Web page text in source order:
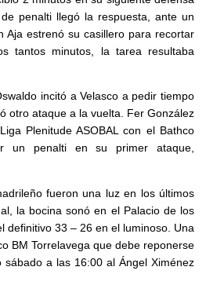
penalti llegó la respuesta, ante un
Aja estrenó su casillero para recortar
tantos minutos, la tarea resultaba
incitó a Velasco a pedir tiempo
otro ataque a la vuelta. Fer González
Plenitude ASOBAL con el Bathco
un penalti en su primer ataque,
fueron una luz en los últimos
la bocina sonó en el Palacio de los
definitivo 33 – 26 en el luminoso. Una
BM Torrelavega que debe reponerse
a las 16:00 al Ángel Ximénez